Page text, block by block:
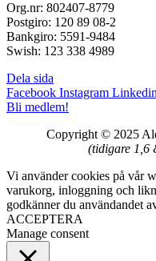
Org.nr: 802407-8779
Postgiro: 120 89 08-2
Bankgiro: 5591-9484
Swish: 123 338 4989
Dela sida
Facebook Instagram Linkedin
Bli medlem!
Copyright © 2025
(tidigare 1,6
Vi använder cookies på vår
varukorg, inloggning och
godkänner du användandet
ACCEPTERA
Manage consent